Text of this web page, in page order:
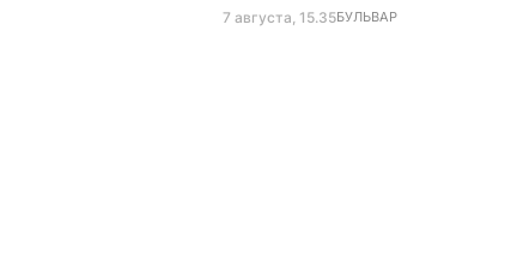
7 августа, 15.35БУЛЬВАР